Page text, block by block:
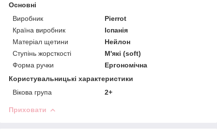
Основні
Виробник
Pierrot
Країна виробник
Іспанія
Матеріал щетини
Нейлон
Ступінь жорсткості
М'які (soft)
Форма ручки
Ергономічна
Користувальницькі характеристики
Вікова група
2+
Приховати